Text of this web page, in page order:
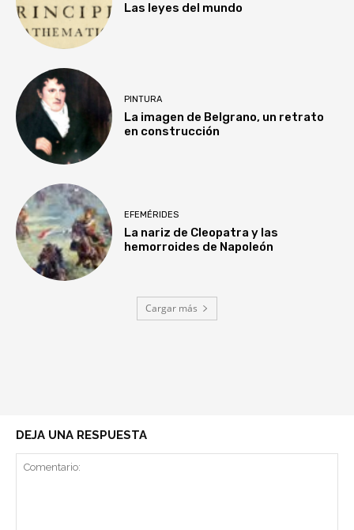
Las leyes del mundo
PINTURA
La imagen de Belgrano, un retrato
en construcción
EFEMÉRIDES
La nariz de Cleopatra y las
hemorroides de Napoleón
Cargar más
DEJA UNA RESPUESTA